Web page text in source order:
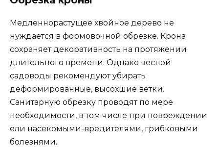
Медленнорастущее хвойное дерево не
нуждается в формовочной обрезке. Крона
сохраняет декоративность на протяжении
длительного времени. Однако весной
садоводы рекомендуют убирать
деформированные, высохшие ветки.
Санитарную обрезку проводят по мере
необходимости, в том числе при повреждении
ели насекомыми-вредителями, грибковыми
болезнями.